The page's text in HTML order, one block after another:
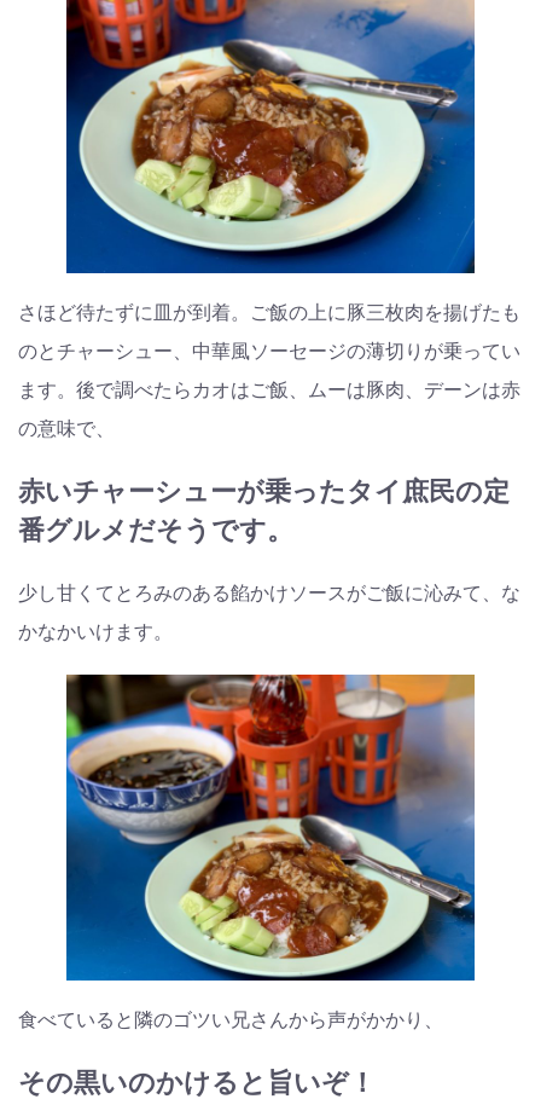
さほど待たずに皿が到着。ご飯の上に豚三枚肉を揚げたも
のとチャーシュー、中華風ソーセージの薄切りが乗ってい
ます。後で調べたらカオはご飯、ムーは豚肉、デーンは赤
の意味で、
赤いチャーシューが乗ったタイ庶民の定
番グルメだそうです。
少し甘くてとろみのある餡かけソースがご飯に沁みて、な
かなかいけます。
食べていると隣のゴツい兄さんから声がかかり、
その黒いのかけると旨いぞ！